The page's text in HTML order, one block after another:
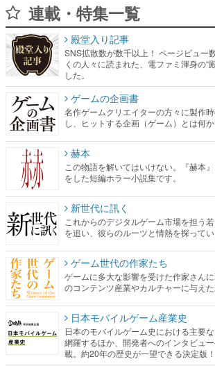
連載・特集一覧
殿堂入り記事
SNS拡散数が数千以上！ ページビュー
くの人々に読まれた、電ファミ渾身の“
した。
ゲームの企画書
名作ゲームクリエイターの方々に製作
し、ヒットする企画（ゲーム）とは何か
赫本
この物語を解いてはいけない。『赫本
をした短編ホラー小説集です。
新世代に訊く
これからのデジタルゲーム市場を担う
を追い、彼らのルーツと情熱を探ってい
ゲーム世代の作家たち
ゲームに多大な影響を受けた作家さん
のコンテンツ産業やカルチャーに与えた
日本モバイルゲーム産業史
日本のモバイルゲーム史における主要
網羅するほか、開発者へのインタビュ
載。約20年の歴史が一望できる決定版！